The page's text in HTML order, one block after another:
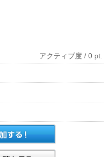
アクティブ度 / 0 pt.